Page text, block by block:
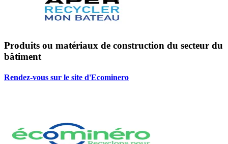
Produits ou matériaux de construction du secteur du
bâtiment
Rendez-vous sur le site d'Ecominero